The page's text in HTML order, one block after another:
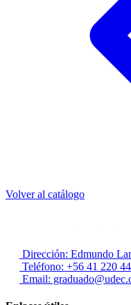
Volver al catálogo
Dirección: Edmundo
Teléfono: +56 41 220
Email: